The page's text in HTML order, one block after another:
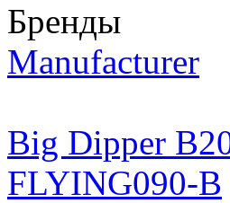
Бренды
Manufacturer
Big Dipper
FLYING090-B